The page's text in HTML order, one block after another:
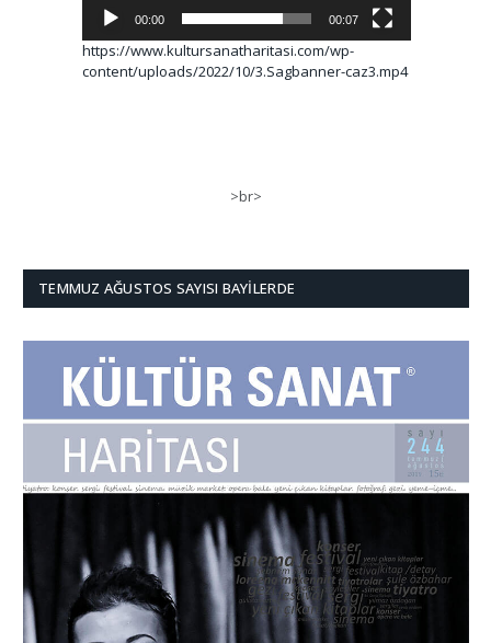
00:00 00:07
https://www.kultursanatharitasi.com/wp-
content/uploads/2022/10/3.Sagbanner-caz3.mp4
>br>
TEMMUZ AĞUSTOS SAYISI BAYILERDE